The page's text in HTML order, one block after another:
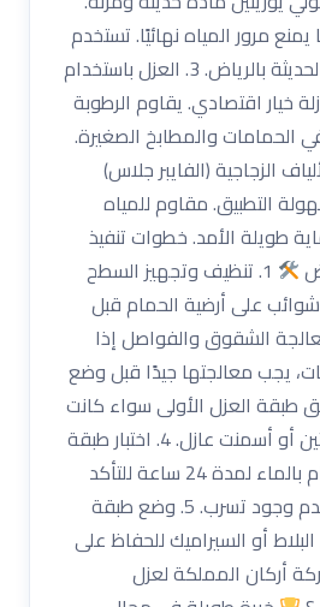
مرور المياه نهائيًا. تستخدم
بكثرة في المشاريع الحديثة بالرياض. 3. العزل باستخدام
خيار اقتصادي. يقاوم الرطوبة
الحمامات والمطابخ الصغيرة.
الزجاجية (الفايبر جلاس)
التطبيق. مقاوم للمياه
طويلة الأمد. خطوات تنفيذ
1. تنظيف وتجهيز السطح
شوائب على أرضية الحمام قبل
في العزل. 2. معالجة الشقوق والفواصل إذا
يجب معالجتها جيدًا قبل وضع
3. تطبيق طبقة العزل الأولى سواء كانت
بيتومين أو بولي يوريثين أو أسمنت عازل. 4. اختبار طبقة
العزل يتم ملء الحمام بالماء لمدة 24 ساعة للتأكد
من فعالية العزل وعدم وجود تسرب. 5. وضع طبقة
البلاط أو السيراميك للحفاظ على
أركان المملكة لعزل